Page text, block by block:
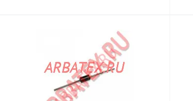
В корзину
Купить в 1 клик Сравнение
В